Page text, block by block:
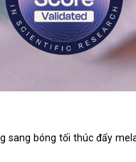
sang bóng tối thúc đẩy